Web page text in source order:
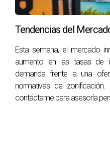
$500.
¿Qué sucede si
Si se identifican problemas
el precio o solicitar
¿Cuánto tiempo dura
El tiempo varía según la
Tendencias del
Esta semana, el mercado
aumento en las tasas de
demanda frente a una
normativas de
contáctame para asesoría